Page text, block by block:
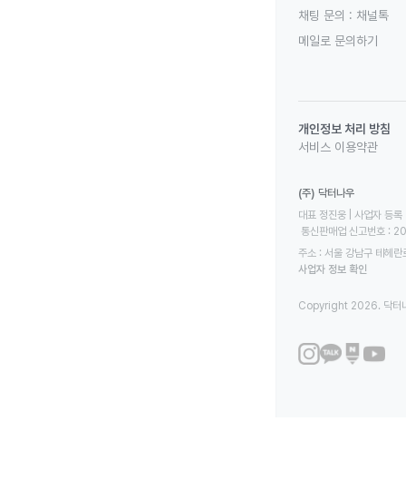
채팅 문의 : 채널톡
메일로 문의하기
개인정보 처리 방침
서비스 이용약관
(주) 닥터나우
대표 정진웅 | 사업자
통신판매업 신고번호
주소 : 서울 강남구 테헤
사업자 정보 확인
Copyright 2026. 닥터